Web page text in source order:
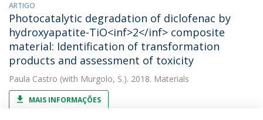
ARTIGO
Photocatalytic degradation of diclofenac by
hydroxyapatite-TiO<inf>2</inf> composite
material: Identification of transformation
products and assessment of toxicity
Paula Castro (with Murgolo, S.). 2018. Materials
MAIS INFORMAÇÕES